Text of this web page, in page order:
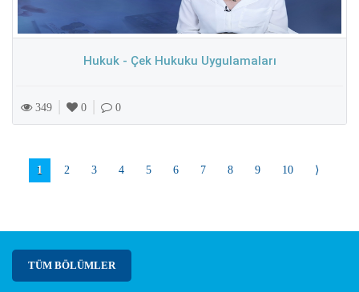
Hukuk - Çek Hukuku Uygulamaları
349 0 0
1 2 3 4 5 6 7 8 9 10 ⟩
TÜM BÖLÜMLER